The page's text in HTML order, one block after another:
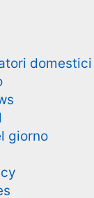
domestici
giorno